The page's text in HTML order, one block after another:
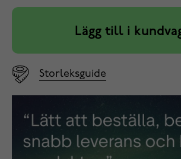
Lägg till i
Storleksguide